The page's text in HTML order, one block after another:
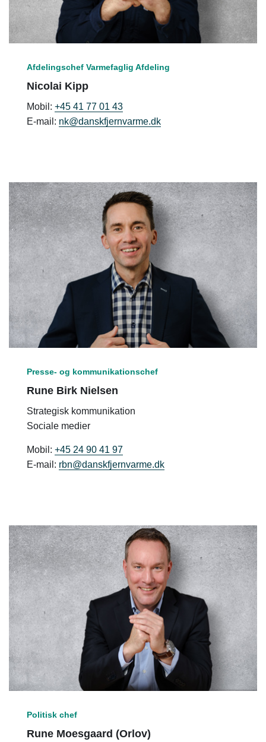
Afdelingschef Varmefaglig Afdeling
Nicolai Kipp
Mobil: +45 41 77 01 43
E-mail: nk@danskfjernvarme.dk
Presse- og kommunikationschef
Rune Birk Nielsen
Strategisk kommunikation
Sociale medier
Mobil: +45 24 90 41 97
E-mail: rbn@danskfjernvarme.dk
Politisk chef
Rune Moesgaard (Orlov)